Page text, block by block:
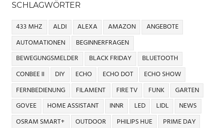
SCHLAGWÖRTER
433 MHZ ALDI ALEXA AMAZON
ANGEBOTE
AUTOMATIONEN
BEGINNERFRAGEN
BEWEGUNGSMELDER
BLACK FRIDAY
BLUETOOTH
CONBEE II
DIY ECHO ECHO DOT
ECHO SHOW
FERNBEDIENUNG
FILAMENT FIRE TV FUNK
GARTEN
GOVEE
HOME ASSISTANT INNR LED LIDL
NEWS
OSRAM SMART+
OUTDOOR PHILIPS HUE
PRIME DAY